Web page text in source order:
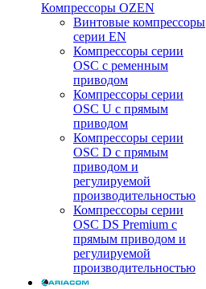
Компрессоры OZEN
Винтовые компрессоры
серии EN
Компрессоры серии
OSC с ременным
приводом
Компрессоры серии
OSC U с прямым
приводом
Компрессоры серии
OSC D с прямым
приводом и
регулируемой
производительностью
Компрессоры серии
OSC DS Premium с
прямым приводом и
регулируемой
производительностью